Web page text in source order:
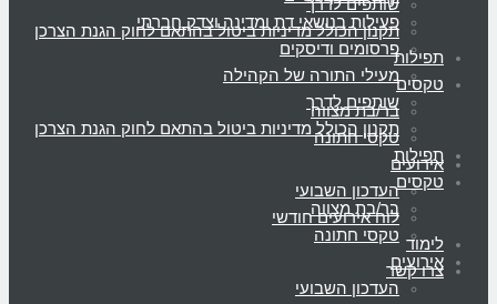
שותפים לדרך
תקנון הכולל מדיניות ביטול בהתאם לחוק הגנת הצרכן
תפילות
טקסים
בר/בת מצווה
טקסי חתונה
אירועים
העדכון השבועי
לוח אירועים חודשי
לימוד
צרו קשר
פעילות בנושאי דת ומדינה וצדק חברתי
פרסומים ודיסקים
מעילי התורה של הקהילה
שותפים לדרך
תקנון הכולל מדיניות ביטול בהתאם לחוק הגנת הצרכן
תפילות
טקסים
בר/בת מצווה
טקסי חתונה
אירועים
העדכון השבועי